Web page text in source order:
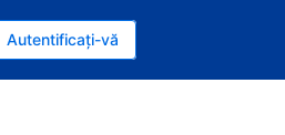
Autentificați-vă